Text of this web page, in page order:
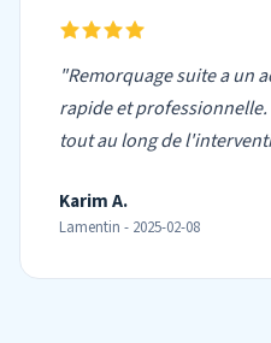
"Remorquage suite a un
rapide et
tout au long de
Karim A.
Lamentin - 2025-02-08